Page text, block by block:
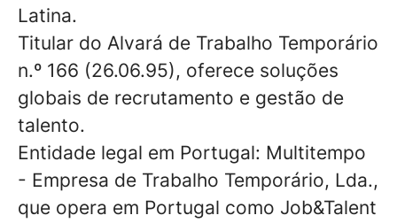
Latina.
Titular do Alvará de Trabalho Temporário
n.º 166 (26.06.95), oferece soluções
globais de recrutamento e gestão de
talento.
Entidade legal em Portugal: Multitempo
- Empresa de Trabalho Temporário, Lda.,
que opera em Portugal como Job&Talent